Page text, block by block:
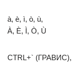
à, è, ì, ò, ù,
À, È, Ì, Ò, Ù
CTRL+` (ГРАВИС),